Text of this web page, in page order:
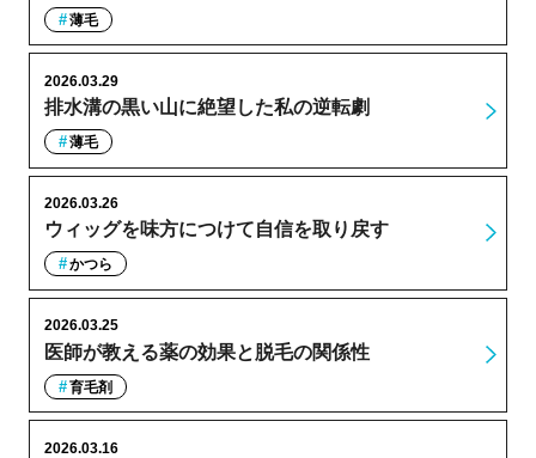
薄毛
排水溝の黒い山に絶望した私の逆転劇
2026.03.29
薄毛
ウィッグを味方につけて自信を取り戻す
2026.03.26
かつら
医師が教える薬の効果と脱毛の関係性
2026.03.25
育毛剤
2026.03.16